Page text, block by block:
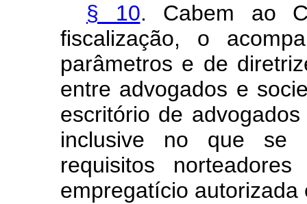
§ 10. Cabem ao
fiscalização, o
parâmetros e de
entre advogados e
escritório de
inclusive no que se
requisitos
empregatício